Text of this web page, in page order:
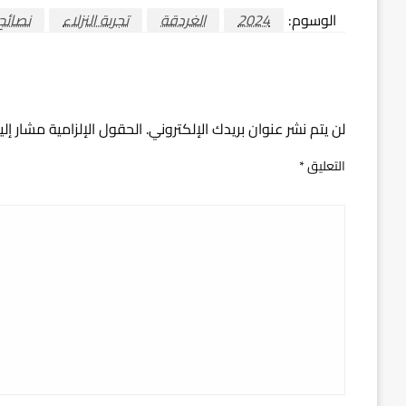
الوسوم:
2024 الغردقة تجربة النزلاء
لن يتم نشر عنوان بريدك الإلكتروني.الحقول الإلزامية مشار
التعليق*